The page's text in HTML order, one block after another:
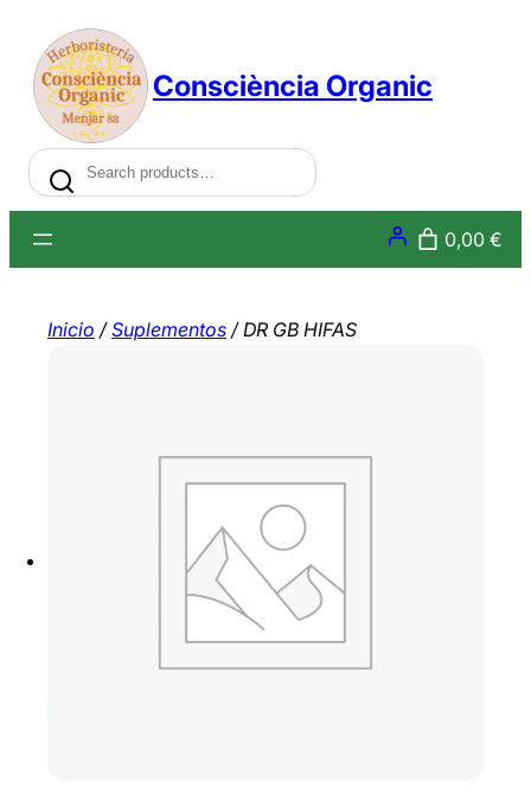
contenido
Consciència Organic
Search
0,00 €
Inicio /Suplementos / DR GB HIFAS